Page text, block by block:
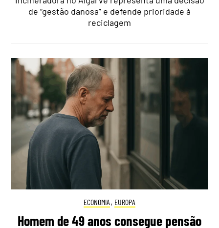
de “gestão danosa” e defende prioridade à
reciclagem
ECONOMIA , EUROPA
Homem de 49 anos consegue pensão